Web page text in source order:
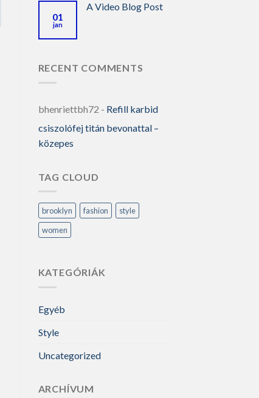
01
jan
A Video Blog Post
RECENT COMMENTS
bhenriettbh72 - Refill karbid
csiszolófej titán bevonattal –
közepes
TAG CLOUD
brooklyn fashion
style
women
KATEGÓRIÁK
Egyéb
Style
Uncategorized
ARCHÍVUM